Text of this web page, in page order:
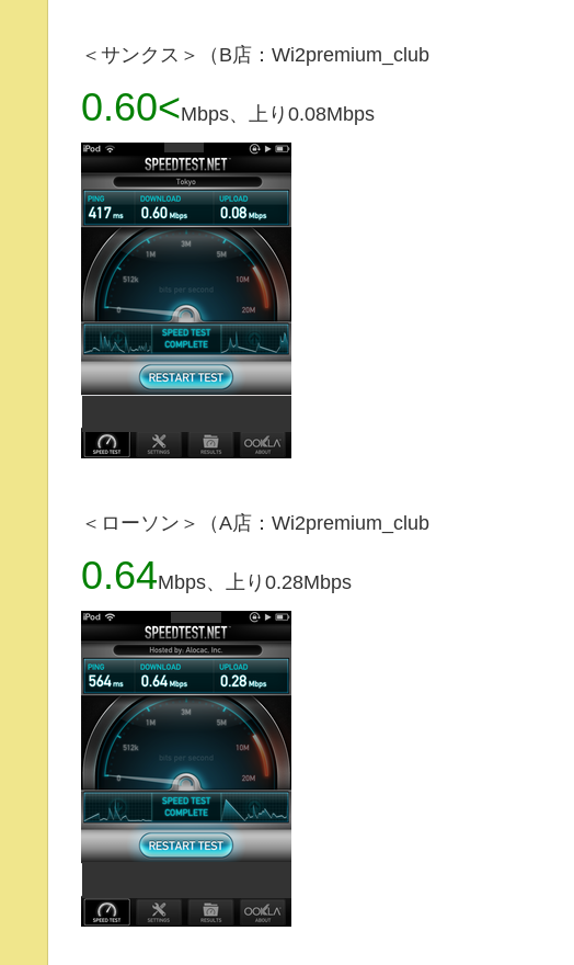
＜サンクス＞（B店：Wi2premium_club
0.60<Mbps、上り0.08Mbps
＜ローソン＞（A店：Wi2premium_club
0.64Mbps、上り0.28Mbps